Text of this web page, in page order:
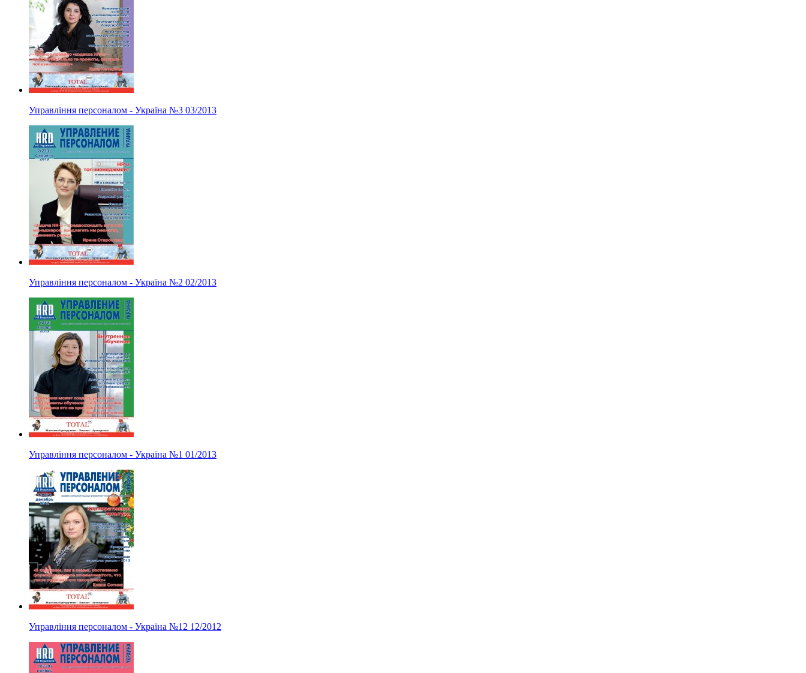
Управління персоналом - Україна №3 03/2013
Управління персоналом - Україна №2 02/2013
Управління персоналом - Україна №1 01/2013
Управління персоналом - Україна №12 12/2012